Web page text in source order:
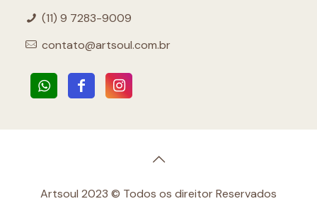
(11) 9 7283-9009
contato@artsoul.com.br
Artsoul 2023 © Todos os direitor Reservados